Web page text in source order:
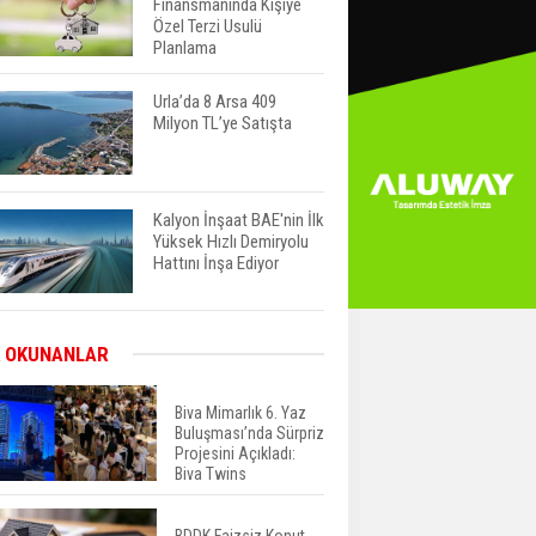
Finansmanında Kişiye
Özel Terzi Usulü
Planlama
Urla’da 8 Arsa 409
Milyon TL’ye Satışta
Kalyon İnşaat BAE'nin İlk
Yüksek Hızlı Demiryolu
Hattını İnşa Ediyor
Yüksek Seviyesinde
TOKİ 51 İlde 540 Konut
ve İş Yerini Satışa
Sunuyor
OKUNANLAR
Biva Mimarlık 6. Yaz
Buluşması’nda Sürpriz
Projesini Açıkladı:
Biva Twins